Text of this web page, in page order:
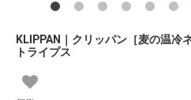
KLIPPAN｜クリッパン［麦の温冷
トライプス